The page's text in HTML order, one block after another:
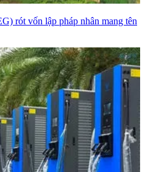
rót vốn lập pháp nhân mang tên